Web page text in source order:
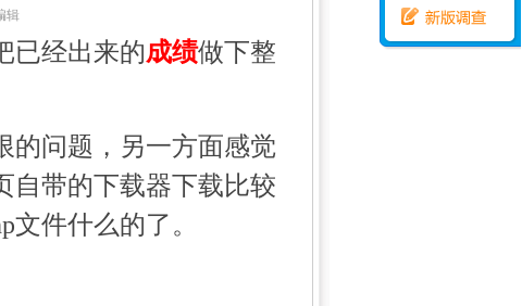
辑
已经出来的成绩做下整
的问题，另一方面感觉
自带的下载器下载比较
件什么的了。